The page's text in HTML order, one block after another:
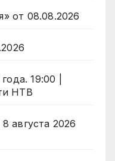
от 08.08.2026
19:00 |
НТВ
августа 2026